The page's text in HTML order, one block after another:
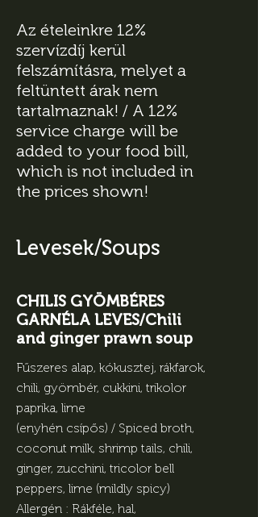
Az ételeinkre 12%
szervízdíj kerül
felszámításra, melyet a
feltüntett árak nem
tartalmaznak! / A 12%
service charge will be
added to your food bill,
which is not included in
the prices shown!
Levesek/Soups
CHILIS GYÖMBÉRES
GARNÉLA LEVES/Chili
and ginger prawn soup
Fűszeres alap, kókusztej, rákfarok,
chili, gyömbér, cukkini, trikolor
paprika, lime
(enyhén csípős) / Spiced broth,
coconut milk, shrimp tails, chili,
ginger, zucchini, tricolor bell
peppers, lime (mildly spicy)
Allergén : Rákféle, hal,